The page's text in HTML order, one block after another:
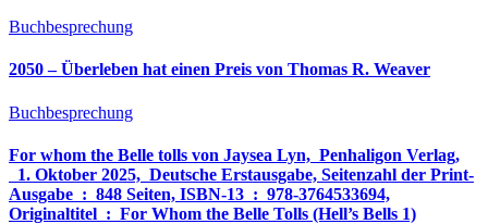
Buchbesprechung
2050 – Überleben hat einen Preis von Thomas R. Weaver
Buchbesprechung
For whom the Belle tolls von Jaysea Lyn, ‎ Penhaligon Verlag,
‎ 1. Oktober 2025, ‎ Deutsche Erstausgabe, Seitenzahl der Print-
Ausgabe ‏ : ‎ 848 Seiten, ISBN-13 ‏ : ‎ 978-3764533694,
Originaltitel ‏ : ‎ For Whom the Belle Tolls (Hell’s Bells 1)